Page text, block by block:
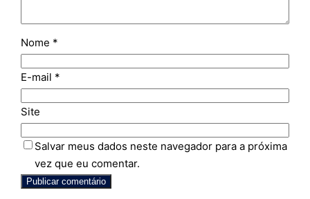
Nome *
E-mail *
Site
Salvar meus dados neste navegador para a próxima
vez que eu comentar.